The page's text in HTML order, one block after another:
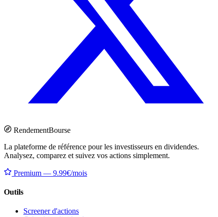
RendementBourse
La plateforme de référence pour les investisseurs en dividendes.
Analysez, comparez et suivez vos actions simplement.
Premium — 9.99€/mois
Outils
Screener d'actions